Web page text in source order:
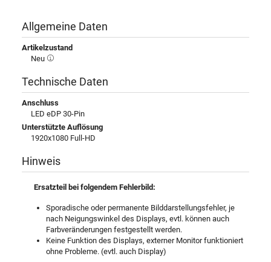
Allgemeine Daten
Artikelzustand
Neu
Technische Daten
Anschluss
LED eDP 30-Pin
Unterstützte Auflösung
1920x1080 Full-HD
Hinweis
Ersatzteil bei folgendem Fehlerbild:
Sporadische oder permanente Bilddarstellungsfehler, je
nach Neigungswinkel des Displays, evtl. können auch
Farbveränderungen festgestellt werden.
Keine Funktion des Displays, externer Monitor funktioniert
ohne Probleme. (evtl. auch Display)